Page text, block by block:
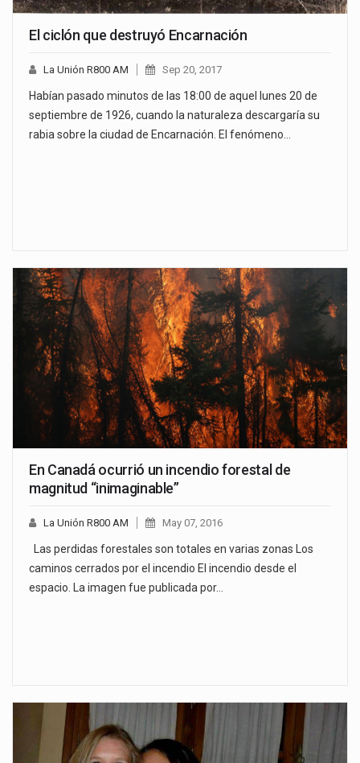
El ciclón que destruyó Encarnación
La Unión R800 AM Sep 20, 2017
Habían pasado minutos de las 18:00 de aquel lunes 20 de
septiembre de 1926, cuando la naturaleza descargaría su
rabia sobre la ciudad de Encarnación. El fenómeno…
En Canadá ocurrió un incendio forestal de
magnitud “inimaginable”
La Unión R800 AM May 07, 2016
Las perdidas forestales son totales en varias zonas Los
caminos cerrados por el incendio El incendio desde el
espacio. La imagen fue publicada por…